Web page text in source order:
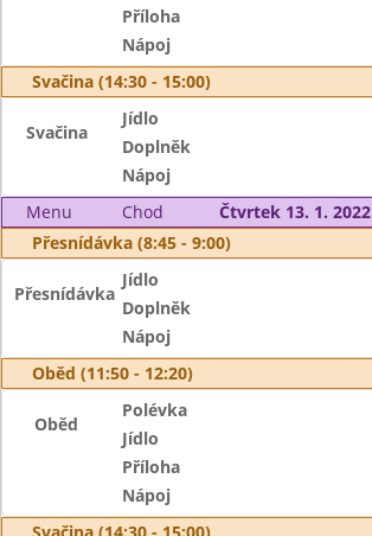
Příloha
Nápoj
Svačina (14:30 - 15:00)
Svačina
Jídlo
Doplněk
Nápoj
Menu
Chod
Čtvrtek 13. 1. 2022
Přesnídávka (8:45 - 9:00)
Přesnídávka
Jídlo
Doplněk
Nápoj
Oběd (11:50 - 12:20)
Oběd
Polévka
Jídlo
Příloha
Nápoj